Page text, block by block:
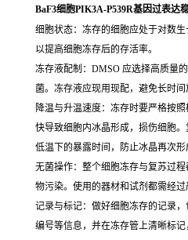
BaF3细胞PIK3A-P539R基因过表达
细胞状态：冻存的细胞应处于对数
以提高细胞冻存后的存活率。
冻存液配制：DMSO 应选择高质量
菌。冻存液应现用现配，避免长时间
降温与升温速度：冻存时要严格按
快导致细胞内冰晶形成，损伤细胞
低温下的暴露时间，防止冰晶再次形
无菌操作：整个细胞冻存与复苏过
物污染。使用的器材和试剂都需经过
记录与标记：做好细胞冻存的记录
编号等信息，并在冻存管上清晰标记